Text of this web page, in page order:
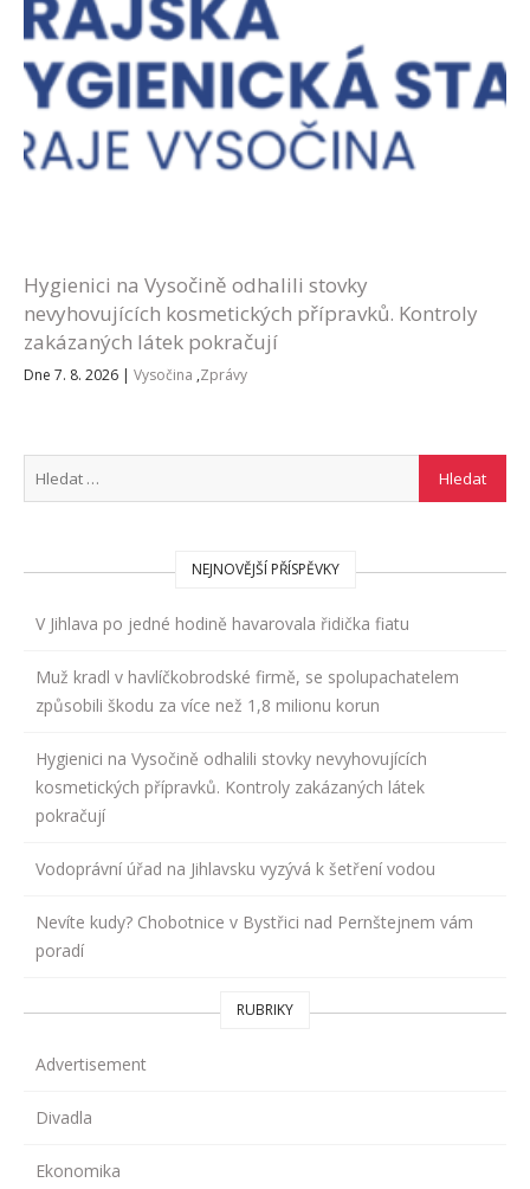
Hygienici na Vysočině odhalili stovky
nevyhovujících kosmetických přípravků. Kontroly
zakázaných látek pokračují
Dne 7. 8. 2026 | Vysočina ,Zprávy
NEJNOVĚJŠÍ PŘÍSPĚVKY
V Jihlava po jedné hodině havarovala řidička fiatu
Muž kradl v havlíčkobrodské firmě, se spolupachatelem
způsobili škodu za více než 1,8 milionu korun
Hygienici na Vysočině odhalili stovky nevyhovujících
kosmetických přípravků. Kontroly zakázaných látek
pokračují
Vodoprávní úřad na Jihlavsku vyzývá k šetření vodou
Nevíte kudy? Chobotnice v Bystřici nad Pernštejnem vám
poradí
RUBRIKY
Advertisement
Divadla
Ekonomika